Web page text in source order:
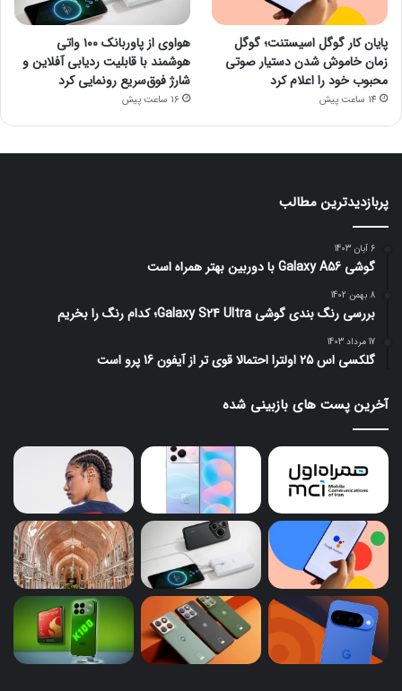
پایان کار گوگل اسیستنت؛ گوگل
زمان خاموش شدن دستیار صوتی
محبوب خود را اعلام کرد
14 ساعت پیش
هواوی از پاوربانک ۱۰۰ واتی
هوشمند با قابلیت ردیابی آفلاین و
شارژ فوق‌سریع رونمایی کرد
16 ساعت پیش
پربازدیدترین مطالب
6 آبان 1403
گوشی Galaxy A56 با دوربین بهتر همراه است
8 بهمن 1402
بررسی رنگ بندی گوشی Galaxy S24 Ultra؛ کدام رنگ را بخریم
17 مرداد 1403
گلکسی اس 25 اولترا احتمالا قوی تر از آیفون 16 پرو است
آخرین پست های بازبینی شده